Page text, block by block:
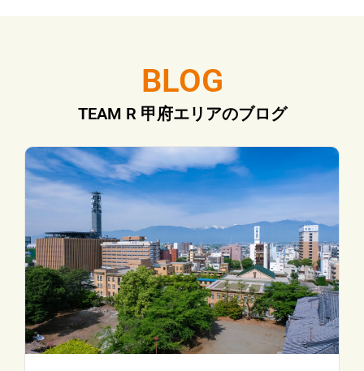
BLOG
TEAM R 甲府エリアのブログ